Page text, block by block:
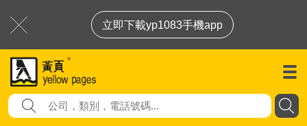
立即下載yp1083手機app